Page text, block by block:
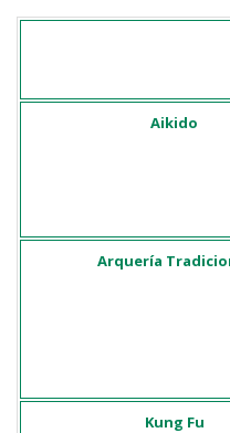
Aikido
Arquería
Kung Fu